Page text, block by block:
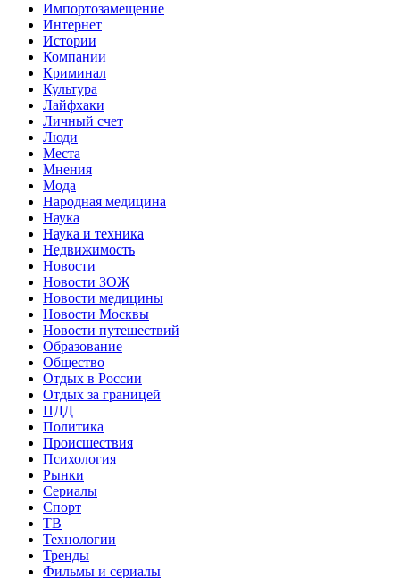
Импортозамещение
Интернет
Истории
Компании
Криминал
Культура
Лайфхаки
Личный счет
Люди
Места
Мнения
Мода
Народная медицина
Наука
Наука и техника
Недвижимость
Новости
Новости ЗОЖ
Новости медицины
Новости Москвы
Новости путешествий
Образование
Общество
Отдых в России
Отдых за границей
ПДД
Политика
Происшествия
Психология
Рынки
Сериалы
Спорт
ТВ
Технологии
Тренды
Фильмы и сериалы